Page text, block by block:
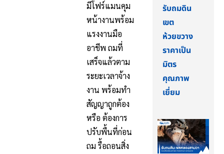
มีโฟร์แมนคุม
หน้างานพร้อม
แรงงานมือ
อาชีพ ถมที่
เสร็จแล้วตาม
ระยะเวลาจ้าง
งาน พร้อมทำ
สัญญาถูกต้อง
หรือ ต้องการ
ปรับพื้นที่ก่อน
ถม รื้อถอนสิ่ง
รับถมดิน
เขต
ห้วยขวาง
ราคาเป็น
มิตร
คุณภาพ
เยี่ยม